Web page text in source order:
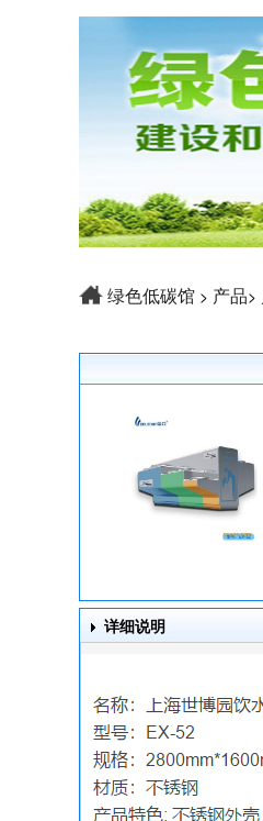
绿色低碳馆 > 产品>
详细说明